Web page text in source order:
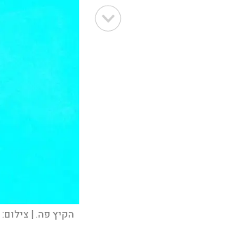
הקיץ פה. | צילום: